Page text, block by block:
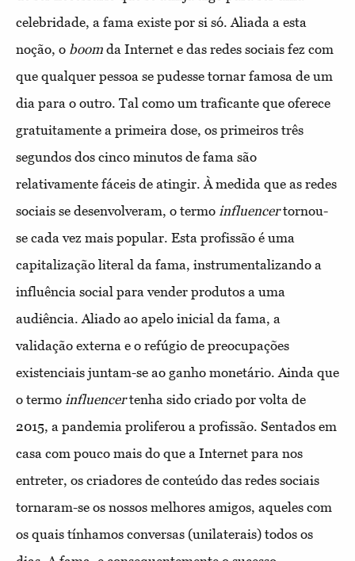
celebridade, a fama existe por si só. Aliada a esta
noção, o boom da Internet e das redes sociais fez com
que qualquer pessoa se pudesse tornar famosa de um
dia para o outro. Tal como um traficante que oferece
gratuitamente a primeira dose, os primeiros três
segundos dos cinco minutos de fama são
relativamente fáceis de atingir. À medida que as redes
sociais se desenvolveram, o termo influencertornou-
se cada vez mais popular. Esta profissão é uma
capitalização literal da fama, instrumentalizando a
influência social para vender produtos a uma
audiência. Aliado ao apelo inicial da fama, a
validação externa e o refúgio de preocupações
existenciais juntam-se ao ganho monetário. Ainda que
o termo influencertenha sido criado por volta de
2015, a pandemia proliferou a profissão. Sentados em
casa com pouco mais do que a Internet para nos
entreter, os criadores de conteúdo das redes sociais
tornaram-se os nossos melhores amigos, aqueles com
os quais tínhamos conversas (unilaterais) todos os